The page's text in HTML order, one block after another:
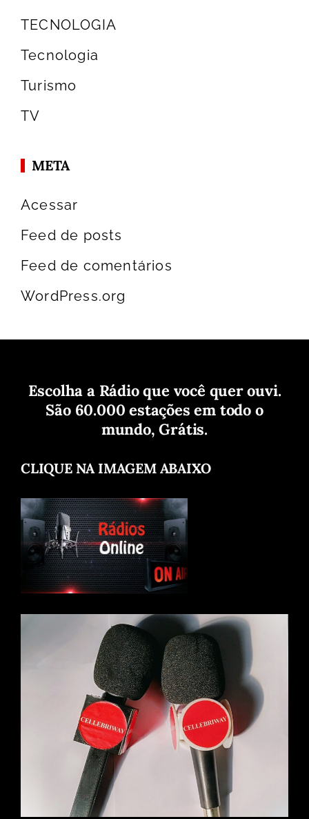
TECNOLOGIA
Tecnologia
Turismo
TV
META
Acessar
Feed de posts
Feed de comentários
WordPress.org
Escolha a Rádio que você quer ouvi.
São 60.000 estações em todo o
mundo, Grátis.
CLIQUE NA IMAGEM ABAIXO